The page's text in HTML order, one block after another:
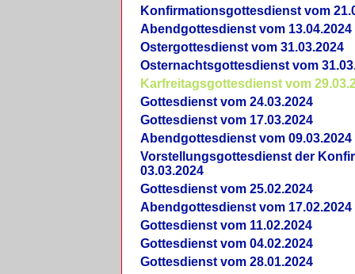
Konfirmationsgottesdienst vom
Abendgottesdienst vom 13.04.2024
Ostergottesdienst vom 31.03.2024
Osternachtsgottesdienst vom
Karfreitagsgottesdienst vom
Gottesdienst vom 24.03.2024
Gottesdienst vom 17.03.2024
Abendgottesdienst vom 09.03.2024
Vorstellungsgottesdienst der
03.03.2024
Gottesdienst vom 25.02.2024
Abendgottesdienst vom 17.02.2024
Gottesdienst vom 11.02.2024
Gottesdienst vom 04.02.2024
Gottesdienst vom 28.01.2024